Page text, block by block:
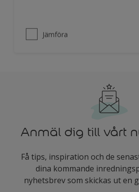
Jämföra
Anmäl dig till vårt
Få tips, inspiration och de
dina kommande
nyhetsbrev som skickas ut en